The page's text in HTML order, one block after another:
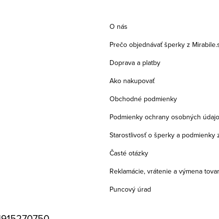
O nás
Prečo objednávať šperky z
Doprava a platby
Ako nakupovať
Obchodné podmienky
Podmienky ochrany osobných
Starostlivosť o šperky a podmienky
Časté otázky
Reklamácie, vrátenie a výmena
Puncový úrad